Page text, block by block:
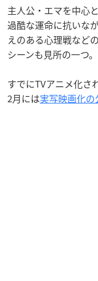
主人公・エマを中心
過酷な運命に抗いな
えのある心理戦など
シーンも見所の一つ。
すでにTVアニメ化さ
2月には実写映画化の